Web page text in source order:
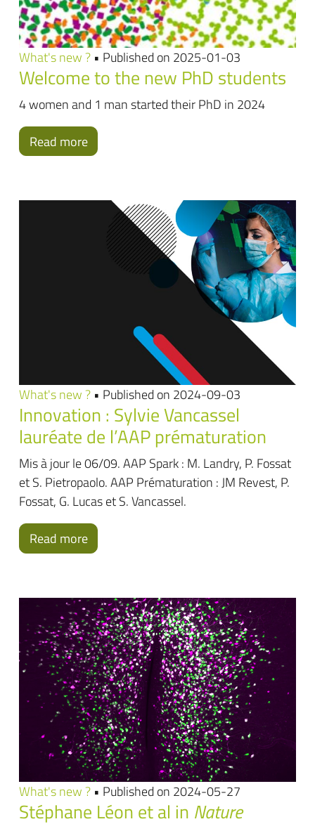
What's new ? • Published on 2025-01-03
Welcome to the new PhD students
4 women and 1 man started their PhD in 2024
Read more
What's new ? • Published on 2024-09-03
Innovation : Sylvie Vancassel
lauréate de l’AAP prématuration
Mis à jour le 06/09. AAP Spark : M. Landry, P. Fossat
et S. Pietropaolo. AAP Prématuration : JM Revest, P.
Fossat, G. Lucas et S. Vancassel.
Read more
What's new ? • Published on 2024-05-27
Stéphane Léon et al in Nature